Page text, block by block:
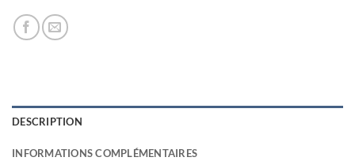
DESCRIPTION
INFORMATIONS COMPLÉMENTAIRES